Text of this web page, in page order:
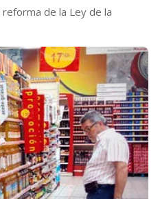
de la Ley de la